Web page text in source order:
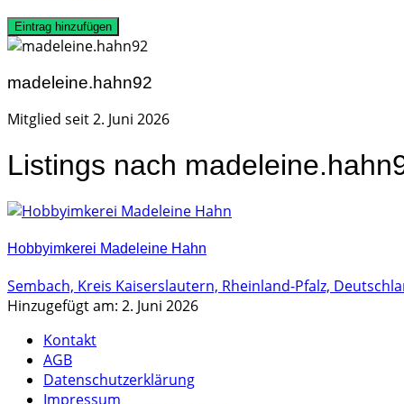
Eintrag hinzufügen
madeleine.hahn92
Mitglied seit 2. Juni 2026
Listings nach
Hobbyimkerei Madeleine Hahn
Sembach, Kreis Kaiserslautern, Rheinland-Pfalz,
Hinzugefügt am: 2. Juni 2026
Kontakt
AGB
Datenschutzerklärung
Impressum